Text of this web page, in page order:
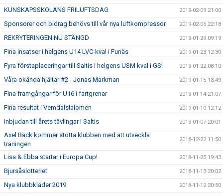
KUNSKAPSSKOLANS FRILUFTSDAG 2019-02-09 21:00
Sponsorer och bidrag behövs till vår nya luftkompressor 2019-02-06 22:18
REKRYTERINGEN NU STÄNGD 2019-01-29 09:19
Fina insatser i helgens U14 LVC-kval i Funäs 2019-01-23 12:30
Fyra förstaplaceringar till Saltis i helgens USM kval i GS! 2019-01-22 08:10
Våra okända hjältar #2 - Jonas Markman 2019-01-15 13:49
Fina framgångar för U16 i fartgrenar 2019-01-14 21:07
Fina resultat i Vemdalslalomen 2019-01-10 12:12
Inbjudan till årets tävlingar i Saltis 2019-01-07 20:01
Axel Bäck kommer stötta klubben med att utveckla
träningen
2018-12-22 11:50
Lisa & Ebba startar i Europa Cup! 2018-11-25 19:43
Bjursåslotteriet 2018-11-13 20:02
Nya klubbkläder 2019 2018-11-12 20:50